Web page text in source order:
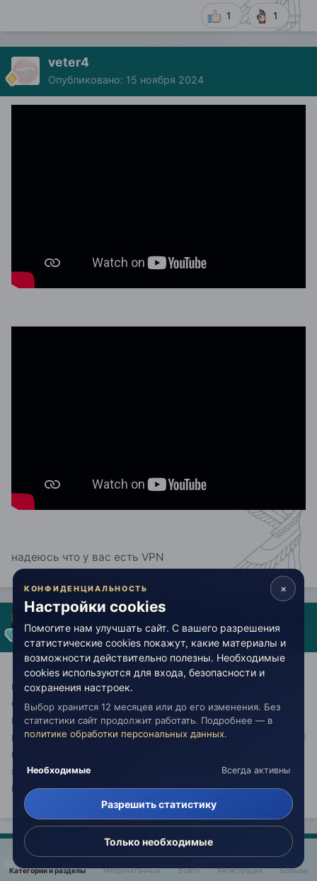
1 1
veter4
Опубликовано: 15 ноября 2024
надеюсь что у вас есть VPN
александр вестник
Опубликовано:16 ноября 2024
Сон вообще к благосостоянию по жизни наверное
начал обретать мудрость,конечно продолжать читать
если интересно так.Подписываться под
манускриптом новые интеллектуальные
возможности то что экзамен сдавал тоже хорошо у
меня вон каждую неделю считай во сне то уроки то
экзамены эт видать от того что читаю много но и
пописываю немножко.
александр вестник
Опубликовано:16 ноября 2024
Категории и разделы Непрочитанные Войти Регистрация Больше
×
КОНФИДЕНЦИАЛЬНОСТЬ
Настройки cookies
Помогите нам улучшать сайт. С вашего разрешения
статистические cookies покажут, какие материалы и
возможности действительно полезны. Необходимые
cookies используются для входа, безопасности и
сохранения настроек.
Выбор хранится 12 месяцев или до его изменения. Без
статистики сайт продолжит работать. Подробнее — в
политике обработки персональных данных.
Необходимые Всегда активны
Разрешить статистику
Только необходимые